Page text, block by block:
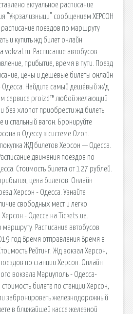
актуальное расписание
"Укрзализныци" сообщением ХЕРСОН
расписание поездов по маршруту
и купить жд билет онлайн
vokzal.ru. Расписание автобусов
прибытие, время в пути. Поезд
цены и дешёвые билеты онлайн
Одесса. Найдите самый дешёвый ж/д
сервисе proizd™ любой желающий
без хлопот приобрести жд билеты
и спальный вагон. Бронируйте
в Одессу в системе Ozon.
ЖД билетов Херсон — Одесса.
движения поездов по
Стоимость билета от 127 рублей.
цена билетов. Онлайн
Херсон - Одесса. Узнайте
свободных мест и легко
- Одесса на Tickets.ua.
маршруту. Расписание автобусов
год Время отправления Время в
Рейтинг. Жд вокзал Херсон,
по станции Херсон. Онлайн
вокзала Мариуполь - Одесса-
стоимость билета по станции Херсон,
забронировать железнодорожный
в ближайшей кассе железной